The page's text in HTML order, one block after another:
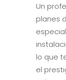
Un
planes
lo que
el